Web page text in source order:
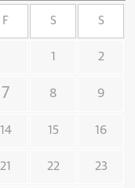
F S S
1 2
7 8 9
14 15 16
21 22 23